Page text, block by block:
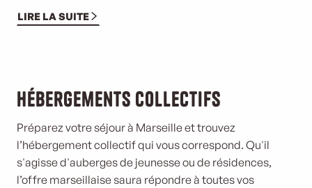
LIRE LA SUITE
Hébergements collectifs
Préparez votre séjour à Marseille et trouvez
l’hébergement collectif qui vous correspond. Qu'il
s'agisse d'auberges de jeunesse ou de résidences,
l’offre marseillaise saura répondre à toutes vos